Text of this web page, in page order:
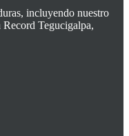
incluyendo nuestro
Tegucigalpa,